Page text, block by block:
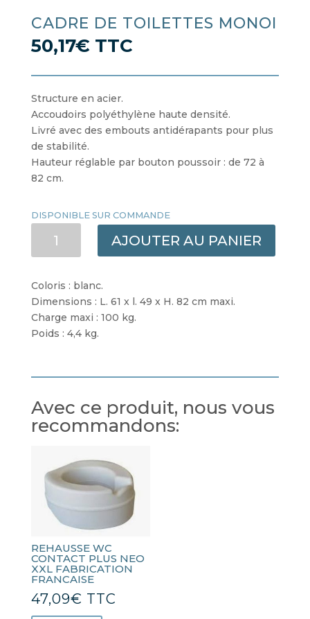
CADRE DE TOILETTES MONOI
50,17€ TTC
Structure en acier.
Accoudoirs polyéthylène haute densité.
Livré avec des embouts antidérapants pour plus
de stabilité.
Hauteur réglable par bouton poussoir : de 72 à
82 cm.
DISPONIBLE SUR COMMANDE
AJOUTER AU PANIER
Coloris : blanc.
Dimensions : L. 61 x l. 49 x H. 82 cm maxi.
Charge maxi : 100 kg.
Poids : 4,4 kg.
Avec ce produit, nous vous
recommandons:
REHAUSSE WC
CONTACT PLUS NEO
XXL FABRICATION
FRANCAISE
47,09€ TTC